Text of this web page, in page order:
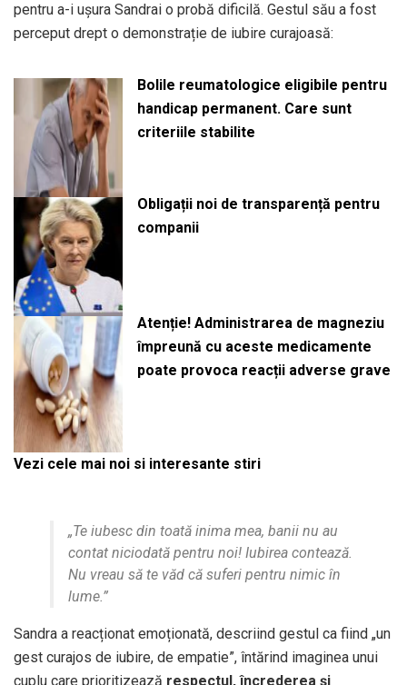
pentru a-i ușura Sandrai o probă dificilă. Gestul său a fost
perceput drept o demonstrație de iubire curajoasă:
Bolile reumatologice eligibile pentru
handicap permanent. Care sunt
criteriile stabilite
Obligații noi de transparență pentru
companii
Atenție! Administrarea de magneziu
împreună cu aceste medicamente
poate provoca reacții adverse grave
Vezi cele mai noi si interesante stiri
„Te iubesc din toată inima mea, banii nu au
contat niciodată pentru noi! Iubirea contează.
Nu vreau să te văd că suferi pentru nimic în
lume.”
Sandra a reacționat emoționată, descriind gestul ca fiind „un
gest curajos de iubire, de empatie”, întărind imaginea unui
cuplu care prioritizează respectul, încrederea și